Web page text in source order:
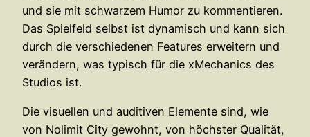
und sie mit schwarzem Humor zu kommentieren.
Das Spielfeld selbst ist dynamisch und kann sich
durch die verschiedenen Features erweitern und
verändern, was typisch für die xMechanics des
Studios ist.
Die visuellen und auditiven Elemente sind, wie
von Nolimit City gewohnt, von höchster Qualität,